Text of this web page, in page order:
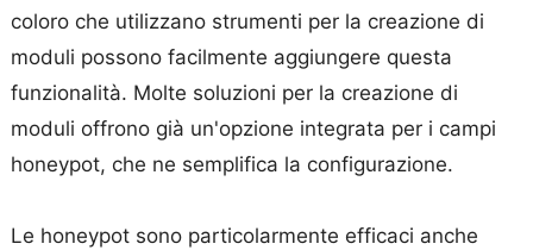
coloro che utilizzano strumenti per la creazione di
moduli possono facilmente aggiungere questa
funzionalità. Molte soluzioni per la creazione di
moduli offrono già un'opzione integrata per i campi
honeypot, che ne semplifica la configurazione.
Le honeypot sono particolarmente efficaci anche